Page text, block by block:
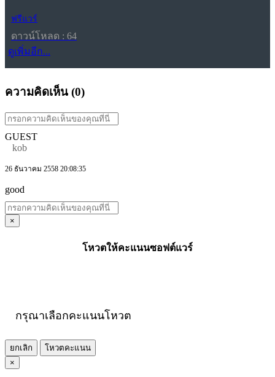
ฟรีแวร์
ดาวน์โหลด : 64
ดูเพิ่มอีก...
ความคิดเห็น (0)
GUEST
kob
26 ธันวาคม 2558 20:08:35
good
×
โหวตให้คะแนนซอฟต์แวร์
กรุณาเลือกคะแนนโหวต
ยกเลิก
โหวตคะแนน
×